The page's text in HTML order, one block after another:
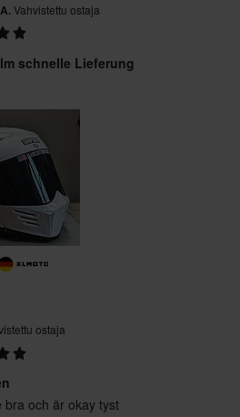
Vahvistettu ostaja
schnelle Lieferung
ostaja
bra och är okay tyst